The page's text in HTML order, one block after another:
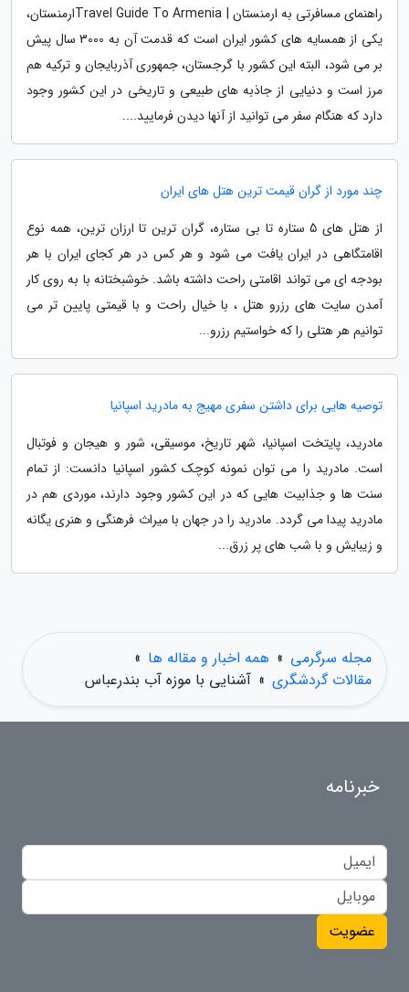
راهنمای مسافرتی به ارمنستان | Travel Guide To Armeniaارمنستان،
یکی از همسایه های کشور ایران است که قدمت آن به 3000 سال پیش
بر می شود، البته این کشور با گرجستان، جمهوری آذربایجان و ترکیه هم
مرز است و دنیایی از جاذبه های طبیعی و تاریخی در این کشور وجود
دارد که هنگام سفر می توانید از آنها دیدن فرمایید....
چند مورد از گران قیمت ترین هتل های ایران
از هتل های 5 ستاره تا بی ستاره، گران ترین تا ارزان ترین، همه نوع
اقامتگاهی در ایران یافت می شود و هر کس در هر کجای ایران با هر
بودجه ای می تواند اقامتی راحت داشته باشد. خوشبختانه با به روی کار
آمدن سایت های رزرو هتل ، با خیال راحت و با قیمتی پایین تر می
توانیم هر هتلی را که خواستیم رزرو...
توصیه هایی برای داشتن سفری مهیج به مادرید اسپانیا
مادرید، پایتخت اسپانیا، شهر تاریخ، موسیقی، شور و هیجان و فوتبال
است. مادرید را می توان نمونه کوچک کشور اسپانیا دانست: از تمام
سنت ها و جذابیت هایی که در این کشور وجود دارند، موردی هم در
مادرید پیدا می گردد. مادرید را در جهان با میراث فرهنگی و هنری یگانه
و زیبایش و با شب های پر زرق...
مجله سرگرمی » همه اخبار و مقاله ها »
مقالات گردشگری » آشنایی با موزه آب بندرعباس
خبرنامه
عضویت